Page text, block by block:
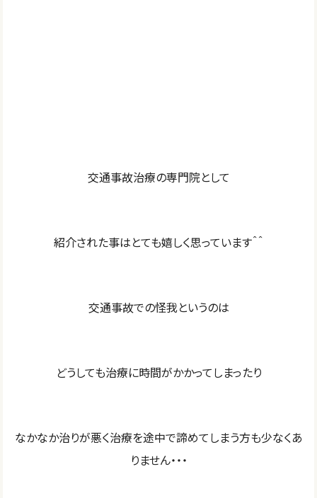
交通事故治療の専門院として
紹介された事はとても嬉しく思っています＾＾
交通事故での怪我というのは
どうしても治療に時間がかかってしまったり
なかなか治りが悪く治療を途中で諦めてしまう方も少なくあ
りません・・・